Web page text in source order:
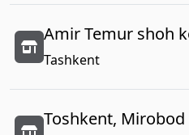
Amir Temur shoh
Tashkent
Toshkent, Mirobod